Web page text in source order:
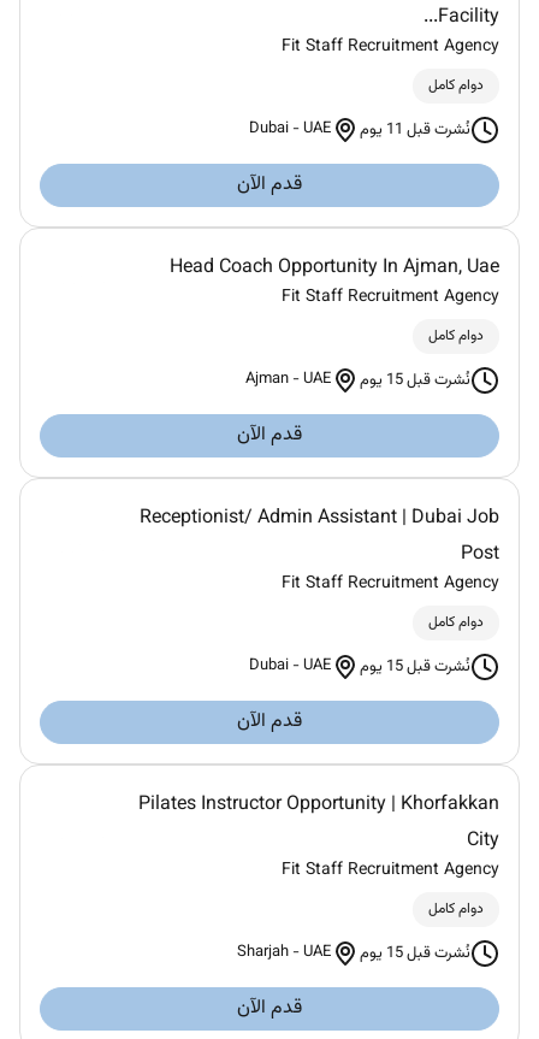
Facility...
Fit Staff Recruitment Agency
دوام كامل
نُشرت قبل 11 يوم Dubai -UAE
قدم الآن
Head Coach Opportunity In Ajman, Uae
Fit Staff Recruitment Agency
دوام كامل
نُشرت قبل 15 يوم Ajman -UAE
قدم الآن
Receptionist/ Admin Assistant | Dubai Job
Post
Fit Staff Recruitment Agency
دوام كامل
نُشرت قبل 15 يوم Dubai -UAE
قدم الآن
Pilates Instructor Opportunity | Khorfakkan
City
Fit Staff Recruitment Agency
دوام كامل
نُشرت قبل 15 يوم Sharjah -UAE
قدم الآن